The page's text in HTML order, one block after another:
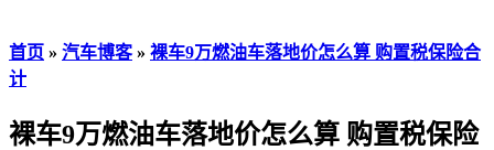
首页 » 汽车博客» 裸车9万燃油车落地价怎么算 购置税保险合
计
裸车9万燃油车落地价怎么算 购置税保险